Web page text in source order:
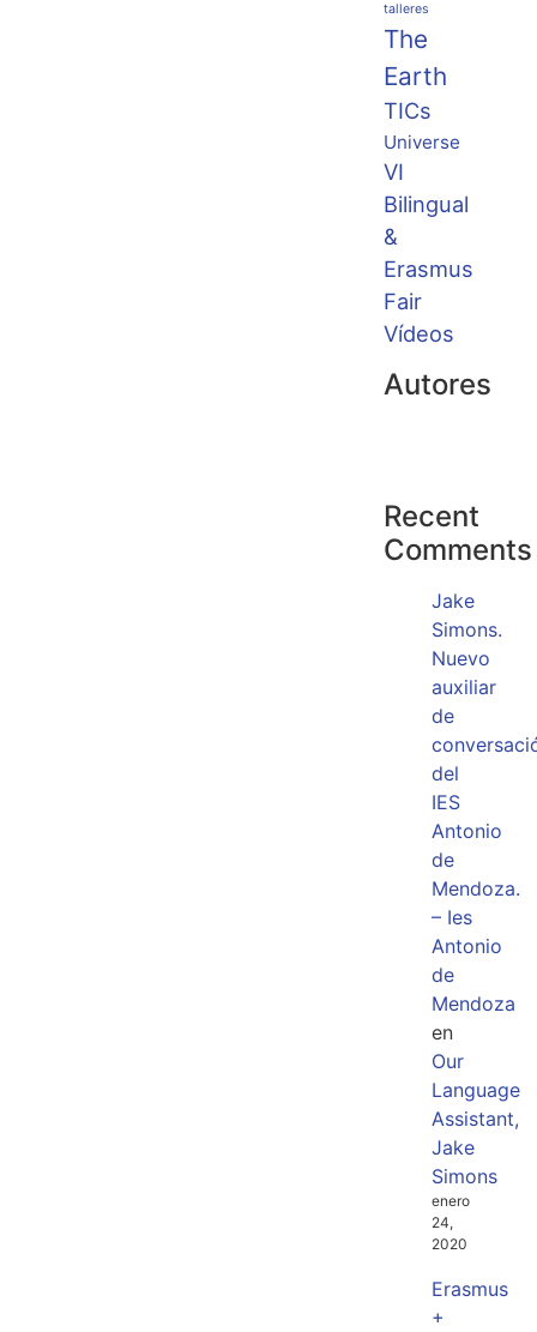
talleres
The
Earth
TICs
Universe
VI
Bilingual
&
Erasmus
Fair
Vídeos
Autores
Recent
Comments
Jake
Simons.
Nuevo
auxiliar
de
del
IES
Antonio
de
Mendoza.
– Ies
Antonio
de
Mendoza
en
Our
Language
Assistant,
Jake
Simons
enero
24,
2020
Erasmus
+